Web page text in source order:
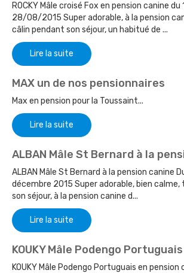
ROCKY Mâle croisé Fox en pension canine
28/08/2015 Super adorable, à la pension
câlin pendant son séjour, un habitué de ...
Lire la suite
MAX un de nos pensionnaires
Max en pension pour la Toussaint...
Lire la suite
ALBAN Mâle St Bernard à la
ALBAN Mâle St Bernard à la pension canine
décembre 2015 Super adorable, bien
son séjour, à la pension canine d...
Lire la suite
KOUKY Mâle Podengo Portuguais
KOUKY Mâle Podengo Portuguais en